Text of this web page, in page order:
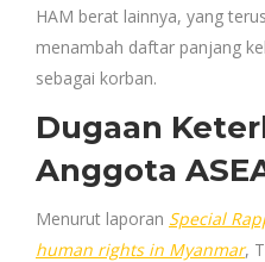
HAM berat lainnya, yang
menambah daftar panjang
sebagai korban.
Dugaan
Anggota
Menurut laporan Special
human rights in Myanmar,